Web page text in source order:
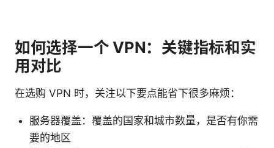
如何选择一个 VPN：关键指标和实
用对比
在选购 VPN 时，关注以下要点能省下很多麻烦：
服务器覆盖：覆盖的国家和城市数量，是否有你需
要的地区